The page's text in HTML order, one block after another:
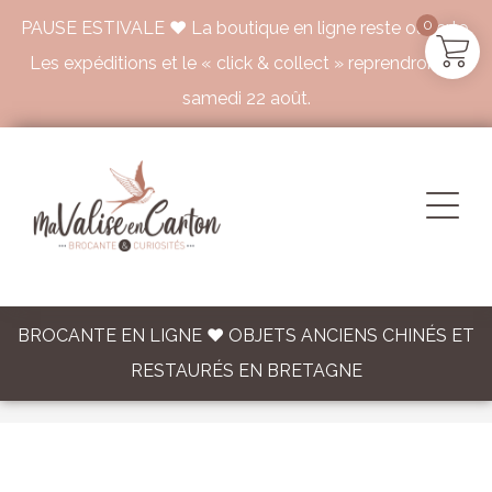
PAUSE ESTIVALE ♥ La boutique en ligne reste ouverte.
Les expéditions et le « click & collect » reprendront le
samedi 22 août.
BROCANTE EN LIGNE ♥ OBJETS ANCIENS CHINÉS ET
RESTAURÉS EN BRETAGNE
0